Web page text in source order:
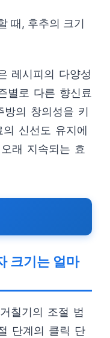
때, 후추의 크기
레시피의 다양성
별로 다른 향신료
의 창의성을 키
신선도 유지에
래 지속되는 효
크기는 얼마
칠기의 조절 범
단계의 클릭 단